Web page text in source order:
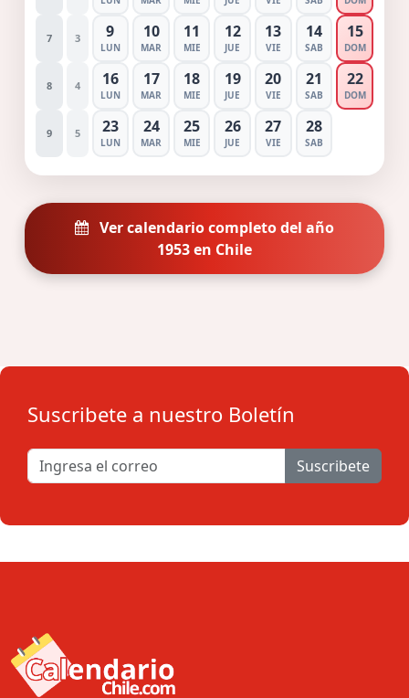
7 3 9
LUN
10
MAR
11
MIE
12
JUE
13
VIE
14
SAB
15
DOM
8 4 16
LUN
17
MAR
18
MIE
19
JUE
20
VIE
21
SAB
22
DOM
9 5 23
LUN
24
MAR
25
MIE
26
JUE
27
VIE
28
SAB
Ver calendario completo del año
1953 en Chile
Suscribete a nuestro Boletín
Suscribete